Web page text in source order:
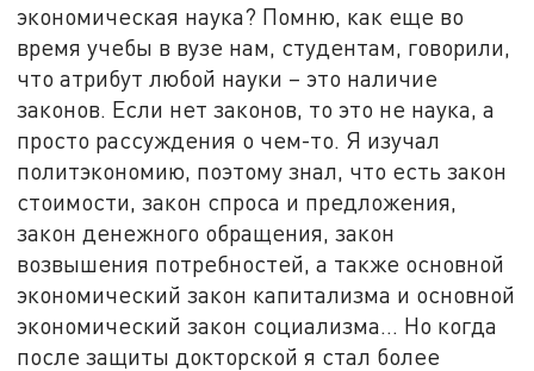
экономическая наука? Помню, как еще во
время учебы в вузе нам, студентам, говорили,
что атрибут любой науки – это наличие
законов. Если нет законов, то это не наука, а
просто рассуждения о чем-то. Я изучал
политэкономию, поэтому знал, что есть закон
стоимости, закон спроса и предложения,
закон денежного обращения, закон
возвышения потребностей, а также основной
экономический закон капитализма и основной
экономический закон социализма… Но когда
после защиты докторской я стал более